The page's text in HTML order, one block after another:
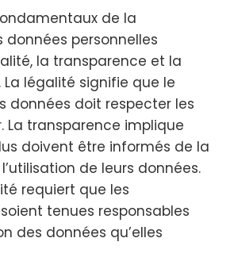
de la
personnelles
la transparence et la
La légalité signifie que le
données doit respecter les
La transparence implique
doivent être informés de la
de leurs données.
requiert que les
tenues responsables
des données qu’elles